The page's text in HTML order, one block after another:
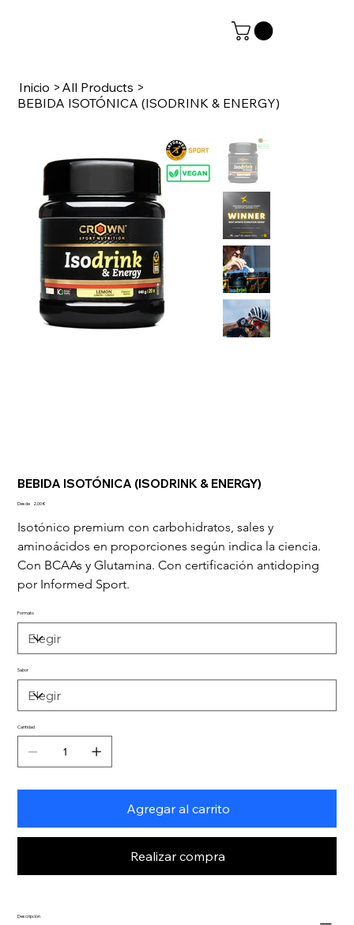
Inicio > All Products >
BEBIDA ISOTÓNICA (ISODRINK & ENERGY)
BEBIDA ISOTÓNICA (ISODRINK & ENERGY)
Desde Precio
2,00 €
Isotónico premium con carbohidratos, sales y
aminoácidos en proporciones según indica la ciencia.
Con BCAAs y Glutamina. Con certificación antidoping
por Informed Sport.
Formato
Sabor
Cantidad
Agregar al carrito
Realizar compra
Descripción